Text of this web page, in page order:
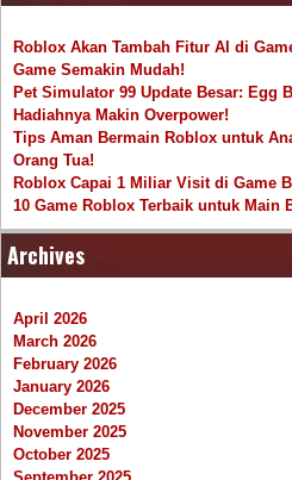
Roblox Akan Tambah Fitur AI di
Game Semakin Mudah!
Pet Simulator 99 Update Besar: Egg
Hadiahnya Makin Overpower!
Tips Aman Bermain Roblox untuk
Orang Tua!
Roblox Capai 1 Miliar Visit di Game
10 Game Roblox Terbaik untuk Main
Archives
April 2026
March 2026
February 2026
January 2026
December 2025
November 2025
October 2025